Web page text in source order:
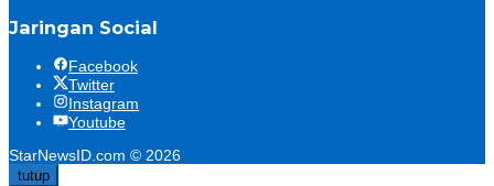
Jaringan Social
Facebook
Twitter
Instagram
Youtube
StarNewsID.com © 2026
tutup